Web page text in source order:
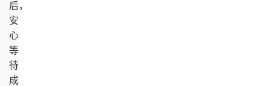
后，
安
心
等
待
成